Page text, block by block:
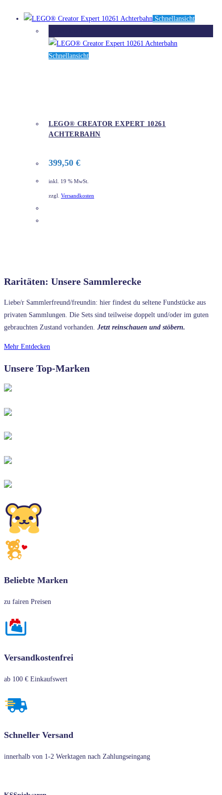
Schnellansicht
Schnellansicht
LEGO® CREATOR EXPERT 10261
ACHTERBAHN
399,50 €
inkl. 19 % MwSt.
zzgl. Versandkosten
Raritäten: Unsere Sammlerecke
Liebe/r Sammlerfreund/freundin: hier findest du seltene Fundstücke aus
privaten Sammlungen. Die Sets sind teilweise doppelt und/oder im guten
gebrauchten Zustand vorhanden. Jetzt reinschauen und stöbern.
Mehr Entdecken
Unsere Top-Marken
Beliebte Marken
zu fairen Preisen
Versandkostenfrei
ab 100 € Einkaufswert
Schneller Versand
innerhalb von 1-2 Werktagen nach Zahlungseingang